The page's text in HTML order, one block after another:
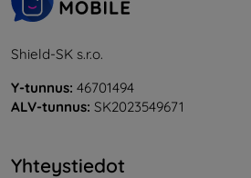
Shield-SK s.r.o.
Y-tunnus: 46701494
ALV-tunnus: SK2023549671
Yhteystiedot